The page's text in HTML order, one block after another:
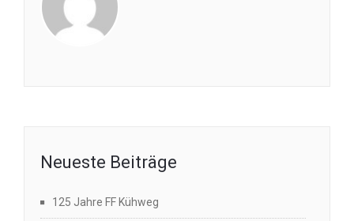
Neueste Beiträge
125 Jahre FF Kühweg